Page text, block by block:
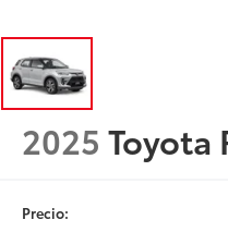
2025 Toyota
Precio: